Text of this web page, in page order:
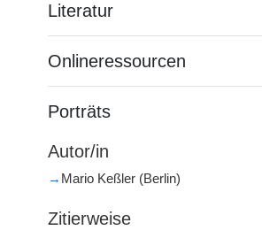
Literatur
Onlineressourcen
Porträts
Autor/in
→ Mario Keßler (Berlin)
Zitierweise